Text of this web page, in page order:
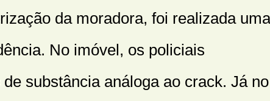
da moradora, foi realizada uma
No imóvel, os policiais
substância análoga ao crack. Já no